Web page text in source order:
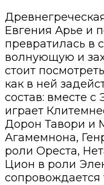
Евгения Арье и
превратилась в
волнующую и
стоит
как в ней
состав: вместе
играет
Дорон Тавори и
Агамемнона,
роли Ореста,
Цион в роли
сопровождается